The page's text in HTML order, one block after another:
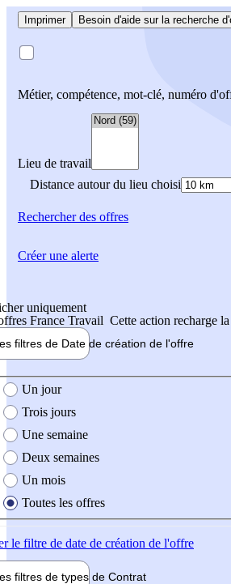
Imprimer Besoin d'aide sur la recherche
Métier, compétence, mot-clé, numéro
Lieu de travail
Distance autour du lieu choisi
Rechercherdes offres
uniquement
France Travail Cette action recharge
filtres de Date de création de l'offre
création de l'offre
Un jour
Trois jours
Une semaine
Deux semaines
Un mois
Toutes les offres
le filtre de date de création de l'offre
filtres de types de Contrat
Créer une alerte